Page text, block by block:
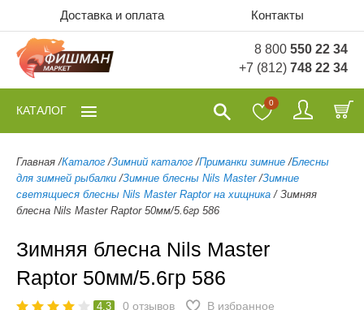
Доставка и оплата Контакты
8 800 550 22 34
+7 (812) 748 22 34
0
КАТАЛОГ
Главная /Каталог /Зимний каталог /Приманки зимние /Блесны
для зимней рыбалки /Зимние блесны Nils Master /Зимние
светящиеся блесны Nils Master Raptor на хищника / Зимняя
блесна Nils Master Raptor 50мм/5.6гр 586
Зимняя блесна Nils Master
Raptor 50мм/5.6гр 586
4.3 0 отзывов В избранное